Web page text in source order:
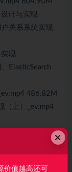
计与实现
关系系统实现
现
ElasticSearch
486.82M
（上）_ev.mp4
（下）_ev.mp4×
值越高还可